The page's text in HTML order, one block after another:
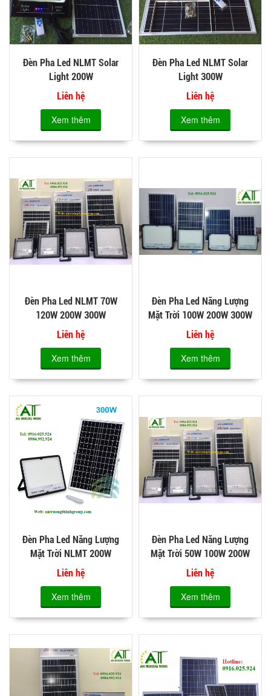
Đèn Pha Led NLMT Solar
Light 200W
Liên hệ
Xem thêm
Đèn Pha Led NLMT Solar
Light 300W
Liên hệ
Xem thêm
Đèn Pha Led NLMT 70W
120W 200W 300W
Liên hệ
Xem thêm
Đèn Pha Led Năng Lượng
Mặt Trời 100W 200W 300W
Chất Lượng
Liên hệ
Xem thêm
Đèn Pha Led Năng Lượng
Mặt Trời NLMT 200W
300W
Liên hệ
Xem thêm
Đèn Pha Led Năng Lượng
Mặt Trời 50W 100W 200W
300W
Liên hệ
Xem thêm